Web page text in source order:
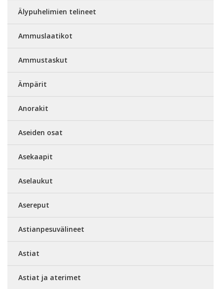
Älypuhelimien telineet
Ammuslaatikot
Ammustaskut
Ämpärit
Anorakit
Aseiden osat
Asekaapit
Aselaukut
Asereput
Astianpesuvälineet
Astiat
Astiat ja aterimet